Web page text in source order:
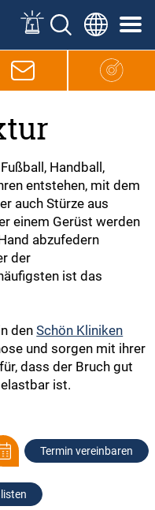
Handball,
entstehen, mit dem
auch Stürze aus
einem Gerüst werden
abzufedern
der
ist das
denSchön Kliniken
und sorgen mit ihrer
dass der Bruch gut
ist.
Termin vereinbaren